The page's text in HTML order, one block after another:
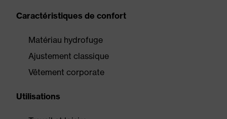
Caractéristiques de confort
Matériau hydrofuge
Ajustement classique
Vêtement corporate
Utilisations